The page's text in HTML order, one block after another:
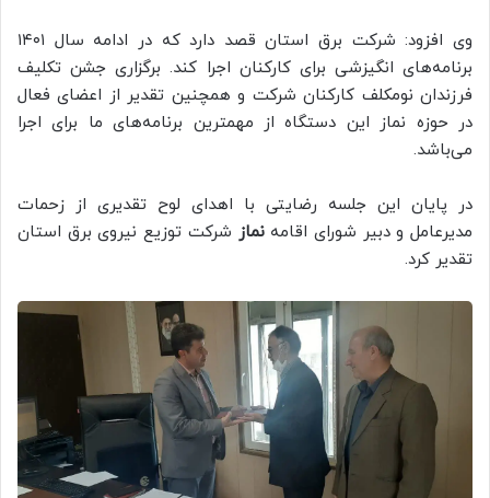
وی افزود: شرکت برق استان قصد دارد که در ادامه سال ۱۴۰۱
برنامه‌های انگیزشی برای کارکنان اجرا کند. برگزاری جشن تکلیف
فرزندان نومکلف کارکنان شرکت و همچنین تقدیر از اعضای فعال
در حوزه نماز این دستگاه از مهمترین برنامه‌های ما برای اجرا
می‌باشد.
در پایان این جلسه رضایتی با اهدای لوح تقدیری از زحمات
مدیرعامل و دبیر شورای اقامهنماز شرکت توزیع نیروی برق استان
تقدیر کرد.